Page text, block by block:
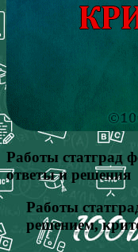
Работы статград
ответы и решения
Работы
решением,